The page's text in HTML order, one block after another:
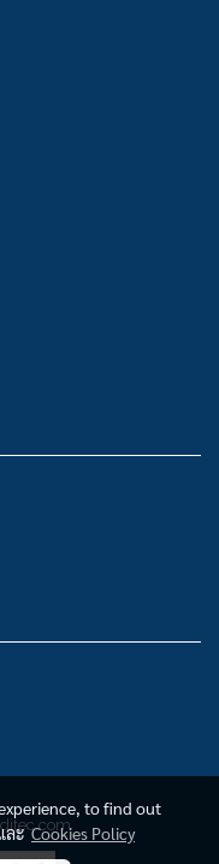
to find out
ะCookies Policy